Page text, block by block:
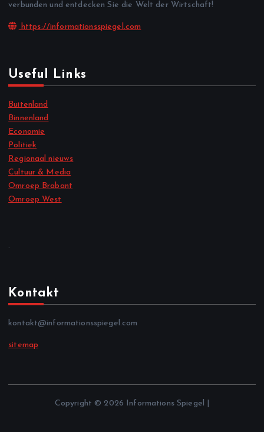
verbunden und entdecken Sie die Welt der Wirtschaft!
https://informationsspiegel.com
Useful Links
Buitenland
Binnenland
Economie
Politiek
Regionaal nieuws
Cultuur & Media
Omroep Brabant
Omroep West
.
Kontakt
kontakt@informationsspiegel.com
sitemap
Copyright © 2026 Informations Spiegel |